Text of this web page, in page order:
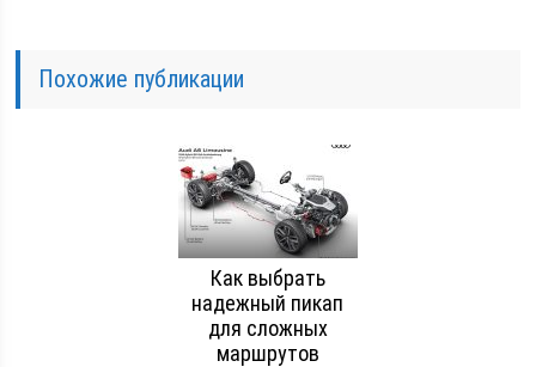
Похожие публикации
Как выбрать
надежный пикап
для сложных
маршрутов